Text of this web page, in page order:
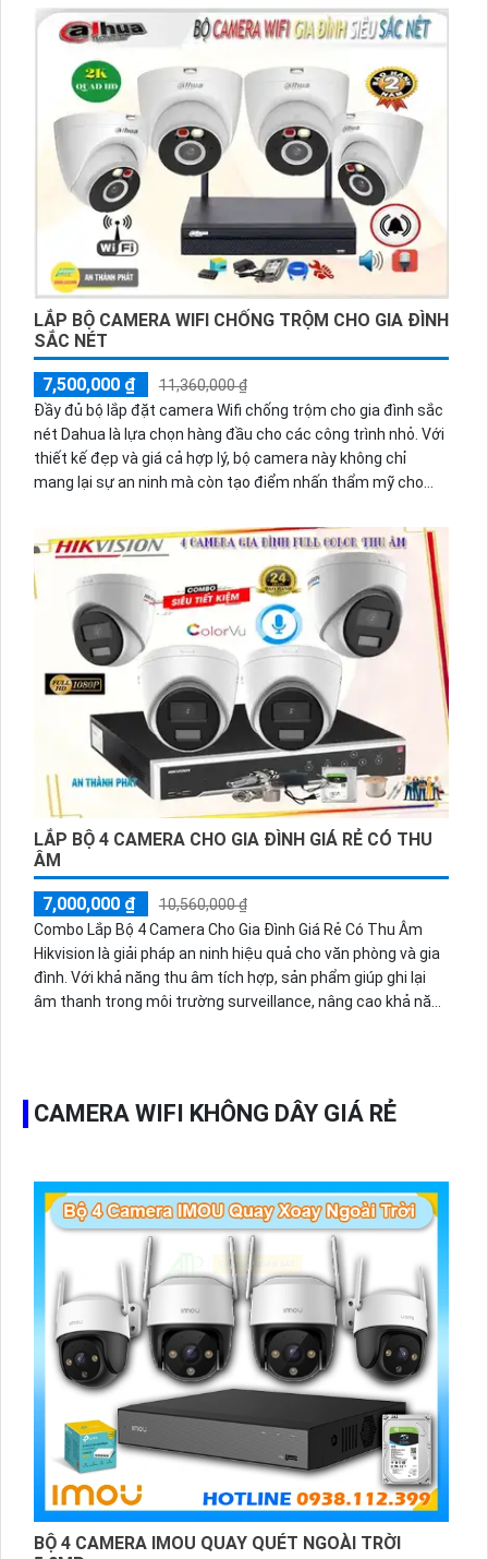
giúp bạn dễ dàng kiểm soát mọi hoạt động xung quanh nhà
mình ngay cả khi không có mặt tại nhà. Đảm bảo sự yên
tâm và an tâm cho gia đình của bạn.
LẮP BỘ CAMERA WIFI CHỐNG TRỘM CHO GIA ĐÌNH
SẮC NÉT
7,500,000 ₫
11,360,000 ₫
Đầy đủ bộ lắp đặt camera Wifi chống trộm cho gia đình sắc
nét Dahua là lựa chọn hàng đầu cho các công trình nhỏ. Với
thiết kế đẹp và giá cả hợp lý, bộ camera này không chỉ
mang lại sự an ninh mà còn tạo điểm nhấn thẩm mỹ cho
vi 3m giúp ghi lại mọi sự kiện quan trọng xảy ra. Camera
thiết kế tinh tế, dễ dàng lắp đặt và sử dụng cho gia đình, văn
phòng và các không gian nhỏ khác.
LẮP BỘ 4 CAMERA CHO GIA ĐÌNH GIÁ RẺ CÓ THU
ÂM
7,000,000 ₫
10,560,000 ₫
Combo Lắp Bộ 4 Camera Cho Gia Đình Giá Rẻ Có Thu Âm
Hikvision là giải pháp an ninh hiệu quả cho văn phòng và gia
đình. Với khả năng thu âm tích hợp, sản phẩm giúp ghi lại
âm thanh trong môi trường surveillance, nâng cao khả năng
Hikvision đảm bảo sự an tâm khi sử dụng.
CAMERA WIFI KHÔNG DÂY GIÁ RẺ
BỘ 4 CAMERA IMOU QUAY QUÉT NGOÀI TRỜI